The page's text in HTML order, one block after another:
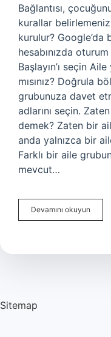
Bağlantısı,
kurallar
kurulur?
hesabınızda
Başlayın’ı seçin
mısınız? Doğrula
grubunuza davet
adlarını seçin.
demek? Zaten bir
anda yalnızca bir
Farklı bir aile
mevcut…
Devamını okuyun
Grubu
Sitemap